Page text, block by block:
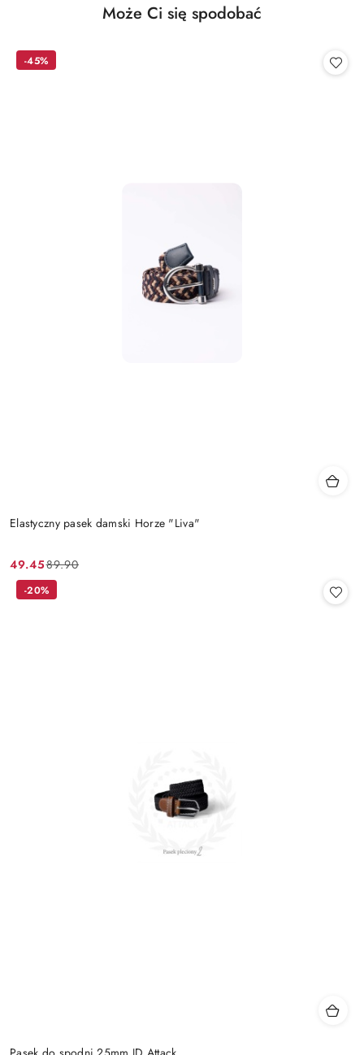
Pomiń karuzelę produktów
Produkty
Może Ci się spodobać
Elastyczny pasek damski Horze "Liva"
Cena
promocyjna:
49.45
Cena
przed
89.90
-45%
-20%